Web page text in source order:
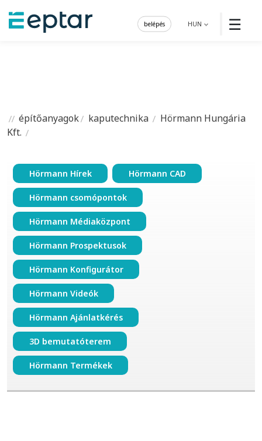
☰
HUN
belépés
építőanyagok kaputechnika
Hörmann Hungária
Kft.
Hörmann Hírek Hörmann CAD
Hörmann csomópontok
Hörmann Médiaközpont
Hörmann Prospektusok
Hörmann Konfigurátor
Hörmann Videók
Hörmann Ajánlatkérés
3D bemutatóterem
Hörmann Termékek